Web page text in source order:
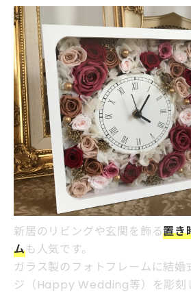
新居のリビングや玄関を飾る置き
ムも人気です。
ガラス製のフォトフレームに結婚
ジ（Happy Wedding等）を彫刻